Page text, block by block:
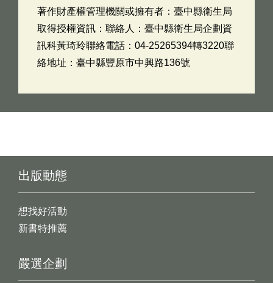
著作財產權管理機關或擁有者：臺中縣衛生局
取得授權資訊：聯絡人：臺中縣衛生局企劃資
訊科黃琦玲聯絡電話：04-25265394轉3220聯
絡地址：臺中縣豐原市中興路136號
出版動態
想找好活動
新書特推薦
嚴選企劃